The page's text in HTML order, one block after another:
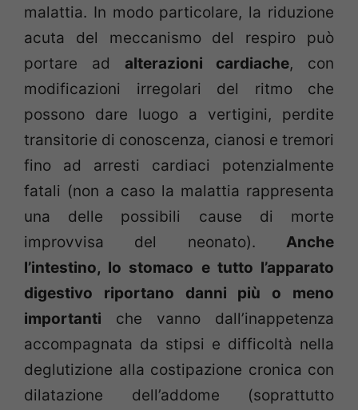
malattia. In modo particolare, la riduzione
acuta del meccanismo del respiro può
portare ad alterazioni cardiache, con
modificazioni irregolari del ritmo che
possono dare luogo a vertigini, perdite
transitorie di conoscenza, cianosi e tremori
fino ad arresti cardiaci potenzialmente
fatali (non a caso la malattia rappresenta
una delle possibili cause di morte
improvvisa del neonato). Anche
l’intestino, lo stomaco e tutto l’apparato
digestivo riportano danni più o meno
importanti che vanno dall’inappetenza
accompagnata da stipsi e difficoltà nella
deglutizione alla costipazione cronica con
dilatazione dell’addome (soprattutto